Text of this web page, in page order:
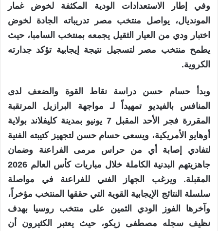
وفي إطار الاستعدادات الودية المكثفة لخوض غمار
المونديال، يواصل منتخب مصر تدريباته الجادة لخوض
اختبار ودي من العيار الثقيل يجمعه بمنتخب السامبا، حيث
يطمح منتخب مصر لتسجيل نتيجة إيجابية تؤكد جدارته
الكروية.
وبدأ حسام حسن دراسة نقاط القوة والضعف لدى
المنافس بالفيديو تمهيداً لـ مواجهة البرازيل المرتقبة
المقررة فجر الأحد المقبل 7 يونيو بمدينة كليفلاند بولاية
أوهايو الأمريكية، ويسعى حسام حسن لتجهيز كتيبته الفنية
لتفادي إصابة أي من حراس مرمى الفراعنة وضمان
جاهزيتهم البدنية الكاملة خلال مباريات كأس العالم 2026
المقبلة. ويرغب الجهاز الفني للفراعنة في مواصلة
سلسلة النتائج الإيجابية القوية التي حققها المنتخب مؤخراً،
وآخرها الفوز الودي الثمين على منتخب روسيا بهدف
نظيف سجله مصطفى زيكو، حيث يعتبر الكثيرون أن